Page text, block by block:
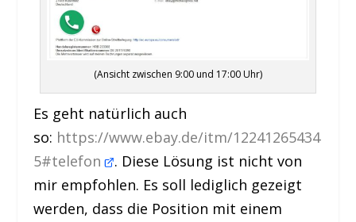
(Ansicht zwischen 9:00 und 17:00 Uhr)
Es geht natürlich auch
so: https://www.ebay.de/itm/12241265434
5#telefon . Diese Lösung ist nicht von
mir empfohlen. Es soll lediglich gezeigt
werden, dass die Position mit einem